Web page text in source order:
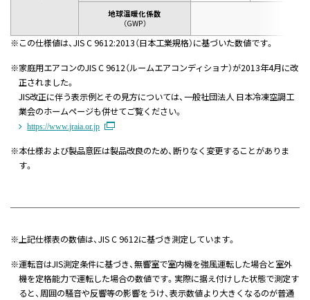
地球温暖化係数
（GWP）
※この仕様値は、JIS C 9612:2013（日本工業規格）に基づいた数値です。
※家庭用エアコンのJIS C 9612（ルームエアコンディショナ）が2013年4月に改
正されました。
JIS改正に伴う表示例とその見方については、一般社団法人 日本冷凍空調工
業会のホームページも併せてご覧ください。
https://www.jraia.or.jp
※本仕様および製品意匠は製品改良のため、断りなく変更することがありま
す。
※ 上記仕様表の数値は、JIS C 9612に基づき測定しています。
※運転音はJIS測定条件に基づき、無響室で室内機を強風運転した場合と室外
機を定格能力で運転した場合の数値です。実際に据え付けした状態で測定す
ると、周囲の騒音や反響等の影響をうけ、表示数値より大きくなるのが普通